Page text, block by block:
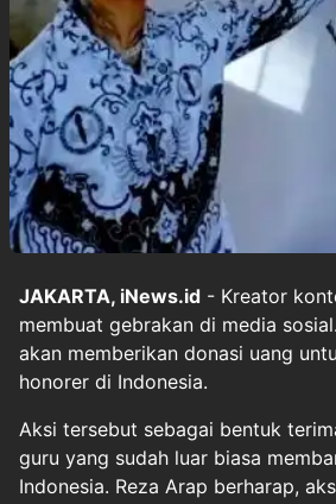
JAKARTA, iNews.id - Kreator
membuat gebrakan di media
akan memberikan donasi uang
honorer di Indonesia.
Aksi tersebut sebagai bentuk
guru yang sudah luar biasa
Indonesia. Reza Arap berharap,